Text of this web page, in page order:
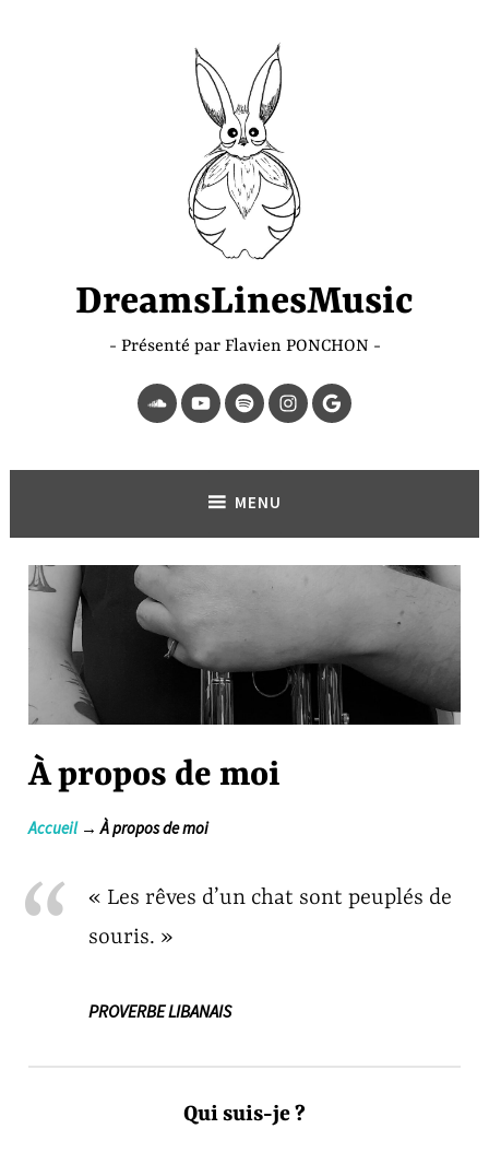
DreamsLinesMusic
Présenté par Flavien PONCHON
SoundCloud
YouTubeSpotifyInstagram
Page
Google
MENU
À propos de moi
Accueil→ À propos de moi
« Les rêves d’un chat sont peuplés de
souris. »
PROVERBE LIBANAIS
Qui suis-je ?